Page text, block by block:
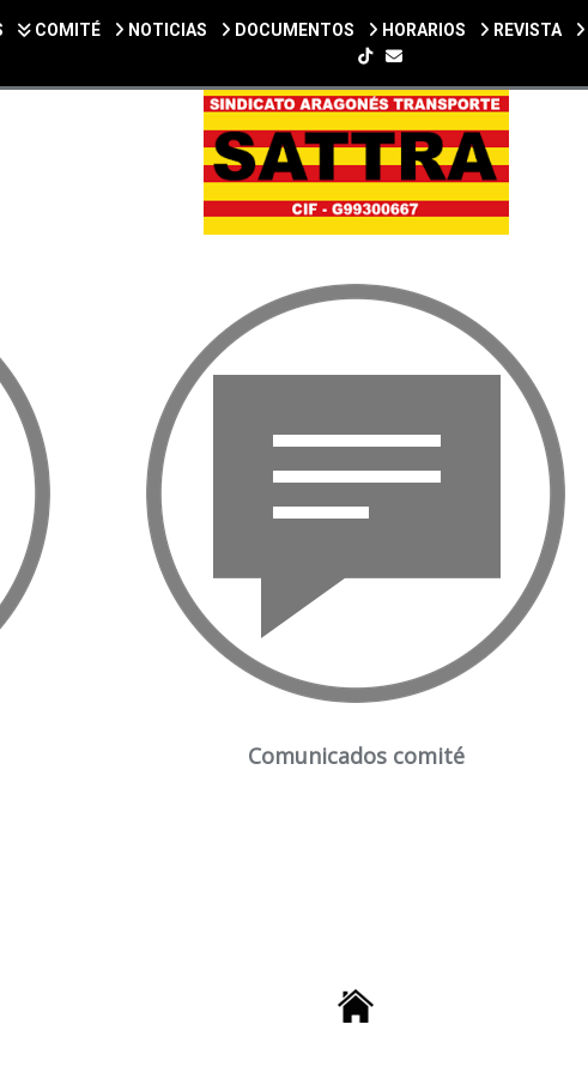
COMITÉ NOTICIAS DOCUMENTOS HORARIOS REVISTA
SIGUENOS EN TIKTOK
Comunicados comité